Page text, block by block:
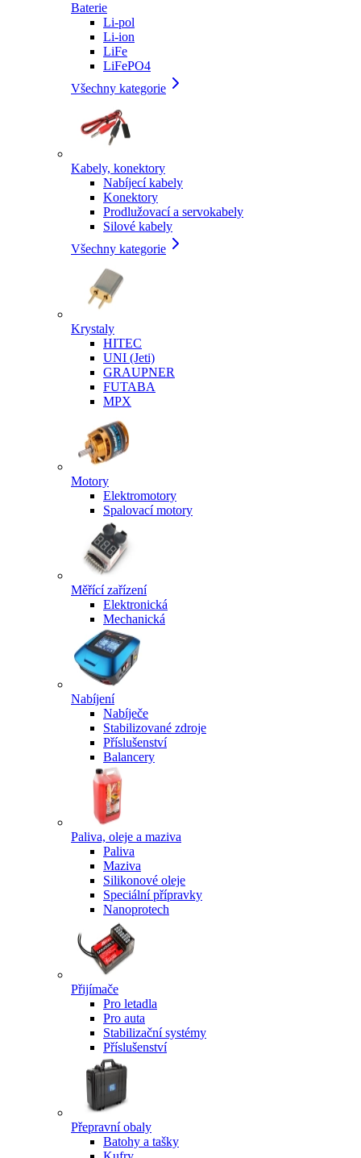
Baterie
Li-pol
Li-ion
LiFe
LiFePO4
Všechny kategorie
Kabely, konektory
Nabíjecí kabely
Konektory
Prodlužovací a servokabely
Silové kabely
Všechny kategorie
Krystaly
HITEC
UNI (Jeti)
GRAUPNER
FUTABA
MPX
Motory
Elektromotory
Spalovací motory
Měřící zařízení
Elektronická
Mechanická
Nabíjení
Nabíječe
Stabilizované zdroje
Příslušenství
Balancery
Paliva, oleje a maziva
Paliva
Maziva
Silikonové oleje
Speciální přípravky
Nanoprotech
Přijímače
Pro letadla
Pro auta
Stabilizační systémy
Příslušenství
Přepravní obaly
Batohy a tašky